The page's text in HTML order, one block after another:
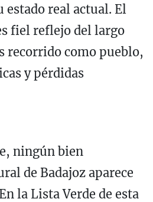
estado real actual. El
fiel reflejo del largo
recorrido como pueblo,
y pérdidas
ningún bien
de Badajoz aparece
la Lista Verde de esta